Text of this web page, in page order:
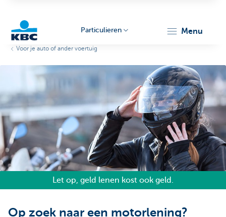
Particulieren
Particulieren menu
Voor je auto of ander voertuig
Let op, geld lenen kost ook geld.
Op zoek naar een motorlening?